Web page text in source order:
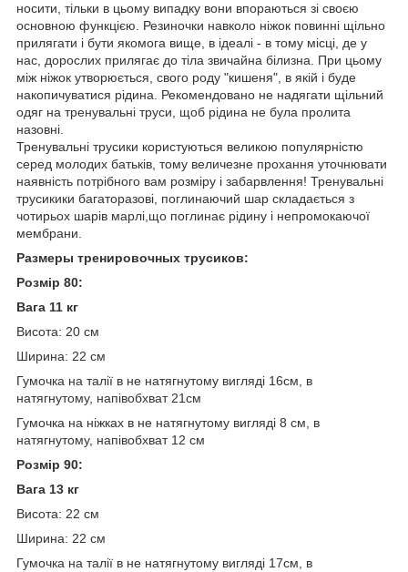
носити, тільки в цьому випадку вони впораються зі своєю
основною функцією. Резиночки навколо ніжок повинні щільно
прилягати і бути якомога вище, в ідеалі - в тому місці, де у
нас, дорослих прилягає до тіла звичайна білизна. При цьому
між ніжок утворюється, свого роду "кишеня", в якій і буде
накопичуватися рідина. Рекомендовано не надягати щільний
одяг на тренувальні труси, щоб рідина не була пролита
назовні.
Тренувальні трусики користуються великою популярністю
серед молодих батьків, тому величезне прохання уточнювати
наявність потрібного вам розміру і забарвлення! Тренувальні
трусикики багаторазові, поглинаючий шар складається з
чотирьох шарів марлі,що поглинає рідину і непромокаючої
мембрани.
Размеры тренировочных трусиков:
Розмір 80:
Вага 11 кг
Висота: 20 см
Ширина: 22 см
Гумочка на талії в не натягнутому вигляді 16см, в
натягнутому, напівобхват 21см
Гумочка на ніжках в не натягнутому вигляді 8 см, в
натягнутому, напівобхват 12 см
Розмір 90:
Вага 13 кг
Висота: 22 см
Ширина: 22 см
Гумочка на талії в не натягнутому вигляді 17см, в